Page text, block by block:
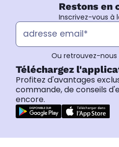
Restons en
Inscrivez-vous à
Ou retrouvez-nous
Téléchargez
Profitez d'avantages
commande, de conseils
encore.